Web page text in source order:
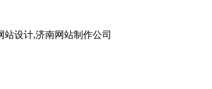
设计,济南网站制作公司